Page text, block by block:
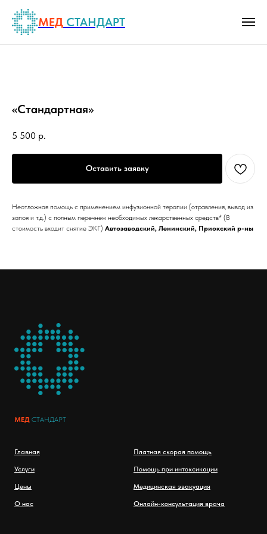
МЕД СТАНДАРТ
«Стандартная»
5 500 р.
Оставить заявку
Неотложная помощь с применением инфузионной терапии (отравления, вывод из
запоя и т.д.) с полным перечнем необходимых лекарственных средств* (В
стоимость входит снятие ЭКГ) Автозаводский, Ленинский, Приокский р-ны
МЕД СТАНДАРТ
Главная
Услуги
Цены
О нас
Платная скорая помощь
Помощь при интоксикации
Медицинская эвакуация
Онлайн-консультация врача